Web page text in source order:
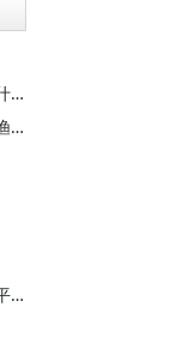
贺铿：中国经济学家究竟应该研究一些什么问题？
林毅夫：经济学家的时代机遇和授人以渔的经济学教与学之道
何卓恩：经济学人的三种类型——夏道平的“经济学家”论